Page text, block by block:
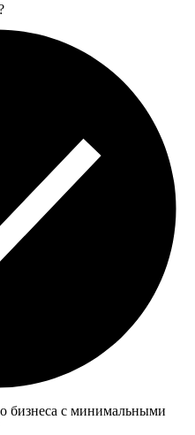
бизнеса с минимальными